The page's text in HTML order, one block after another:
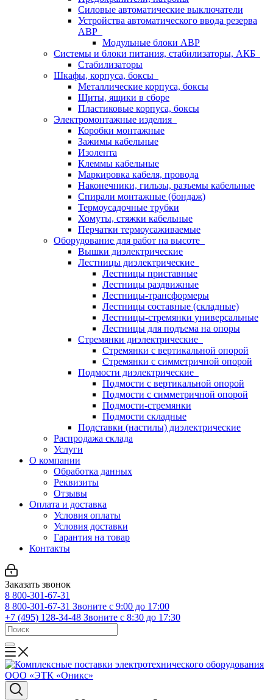
Силовые автоматические выключатели
Устройства автоматического ввода резерва
АВР
Модульные блоки АВР
Системы и блоки питания, стабилизаторы, АКБ
Стабилизаторы
Шкафы, корпуса, боксы
Металлические корпуса, боксы
Щиты, ящики в сборе
Пластиковые корпуса, боксы
Электромонтажные изделия
Коробки монтажные
Зажимы кабельные
Изолента
Клеммы кабельные
Маркировка кабеля, провода
Наконечники, гильзы, разъемы кабельные
Спирали монтажные (бондаж)
Термоусадочные трубки
Хомуты, стяжки кабельные
Перчатки термоусаживаемые
Оборудование для работ на высоте
Вышки диэлектрические
Лестницы диэлектрические
Лестницы приставные
Лестницы раздвижные
Лестницы-трансформеры
Лестницы составные (складные)
Лестницы-стремянки универсальные
Лестницы для подъема на опоры
Стремянки диэлектрические
Стремянки с вертикальной опорой
Стремянки с симметричной опорой
Подмости диэлектрические
Подмости с вертикальной опорой
Подмости с симметричной опорой
Подмости-стремянки
Подмости складные
Подставки (настилы) диэлектрические
Распродажа склада
Услуги
О компании
Обработка данных
Реквизиты
Отзывы
Оплата и доставка
Условия оплаты
Условия доставки
Гарантия на товар
Контакты
Заказать звонок
8 800-301-67-31
8 800-301-67-31 Звоните с 9:00 до 17:00
+7 (495) 128-34-48 Звоните с 8:30 до 17:30